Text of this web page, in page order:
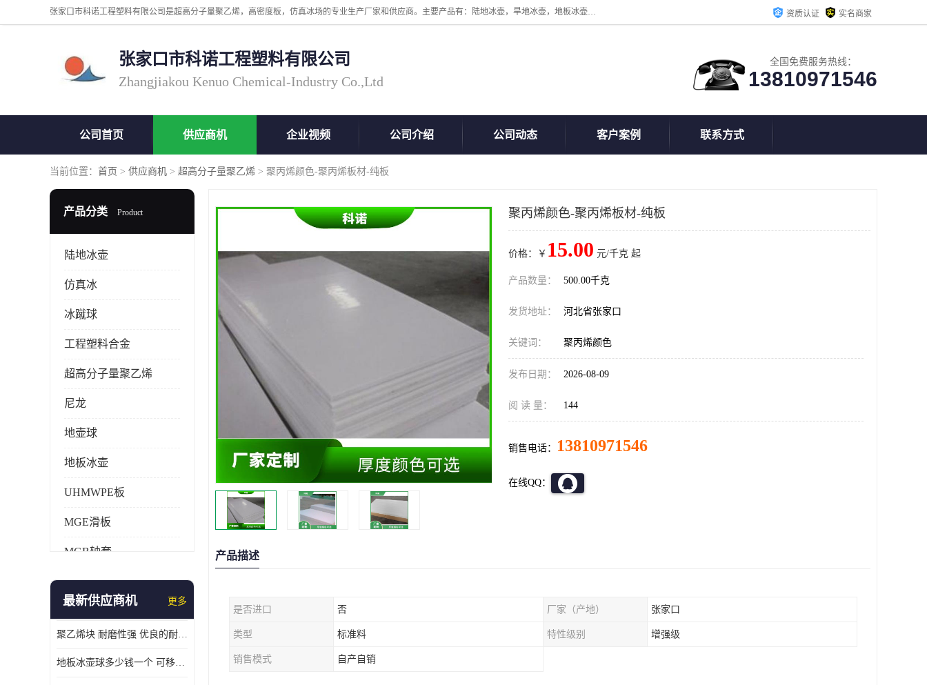
张家口市科诺工程塑料有限公司是超高分子量聚乙烯，高密度板，仿真冰场的专业生产厂家和供应商。主要产品有：陆地冰壶，旱地冰壶，地板冰壶，地壶球，仿真冰壶，仿真冰，冰蹴球，MGB轴套，MGE滑板，高密度板，仿真冰场等产品。欢迎有需要的朋友前来联系。 资质认证 实名商家
张家口市科诺工程塑料有限公司
Zhangjiakou Kenuo Chemical-Industry Co.,Ltd
全国免费服务热线：
13810971546
公司首页 供应商机 企业视频 公司介绍 公司动态 客户案例 联系方式
当前位置： 首页 > 供应商机 > 超高分子量聚乙烯 > 聚丙烯颜色-聚丙烯板材-纯板
产品分类 Product
陆地冰壶
仿真冰
冰蹴球
工程塑料合金
超高分子量聚乙烯
尼龙
地壶球
地板冰壶
UHMWPE板
MGE滑板
MGB轴套
旱地冰壶
MGA滑板滑块
MGE滑板滑块
最新供应商机 更多
聚乙烯块 耐磨性强 优良的耐低温
地板冰壶球多少钱一个 可移动 可拆装 滑行阻力小
聚丙烯颜色-聚丙烯板材-纯板
价格：￥ 15.00 元/千克 起
产品数量： 500.00千克
发货地址： 河北省张家口
关键词： 聚丙烯颜色
发布日期： 2026-08-09
阅 读 量： 144
销售电话： 13810971546
在线QQ：
产品描述
是否进口 否 厂家（产地） 张家口
类型 标准料 特性级别 增强级
销售模式 自产自销